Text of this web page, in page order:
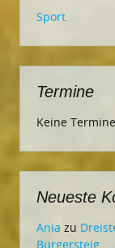
Sport
Termine
Keine Termine
Neueste
Ania zu
Bürgersteig